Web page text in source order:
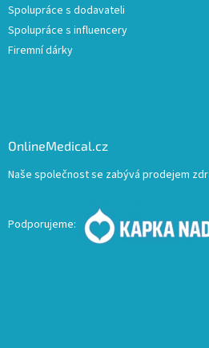
Spolupráce s dodavateli
Spolupráce s influencery
Firemní dárky
OnlineMedical.cz
Naše společnost se zabývá prodejem
Podporujeme: